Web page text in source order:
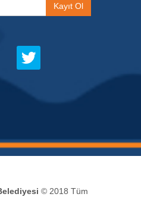
© 2018 Tüm